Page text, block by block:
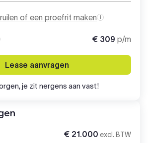
of een proefrit maken
€ 309 p/m
Lease aanvragen
je zit nergens aan vast!
€ 21.000 excl. BTW